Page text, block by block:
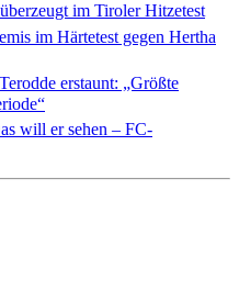
im Tiroler Hitzetest
im Härtetest gegen Hertha
Terodde erstaunt: „Größte
will er sehen – FC-